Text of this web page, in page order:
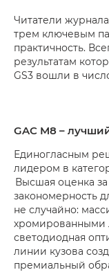
Читатели
трем ключевым
практичность.
результатам
GS3 вошли в
GAC M8 –
Единогласным
лидером в
Высшая оценка
закономерность
не случайно:
хромированными
светодиодная
линии кузова
премиальный